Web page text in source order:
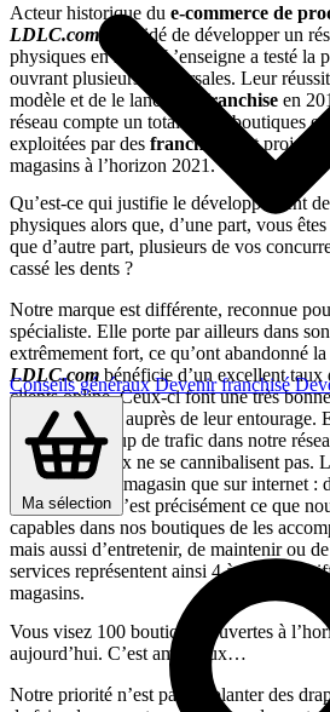
Conseils générauxDevenir franchisé
Ma sélection
Acteur historique du e-commerce de
LDLC.coma décidé de développer un
physiques en 2012. L’enseigne a testé la
ouvrant plusieurs succursales. Leur
modèle et de le lancer en
franchise en
réseau compte un total de 30 boutiques
exploitées par des franchisés
. Et projette
magasins à l’horizon 2021.
Qu’est-ce qui justifie le développement
physiques alors que, d’une part, vous
que d’autre part, plusieurs de vos
cassé les dents ?
Notre marque est différente, reconnue
spécialiste. Elle porte par ailleurs dans
extrêmement fort, ce qu’ont abandonné
LDLC.com bénéficie d’un excellent taux
clients online. Ceux-ci font une très
le web comme auprès de leur entourage.
in fine beaucoup de trafic dans notre
les deux canaux ne se cannibalisent pas.
autre chose en magasin que sur internet
des services. C’est précisément ce que
capables dans nos boutiques de les
mais aussi d’entretenir, de maintenir ou
services représentent ainsi 4 à 5 % du
magasins.
Vous visez 100 boutiques ouvertes à
aujourd’hui. C’est ambitieux…
Notre priorité n’est pas de planter des